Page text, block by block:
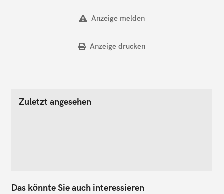
Anzeige melden
Anzeige drucken
Zuletzt angesehen
Das könnte Sie auch interessieren